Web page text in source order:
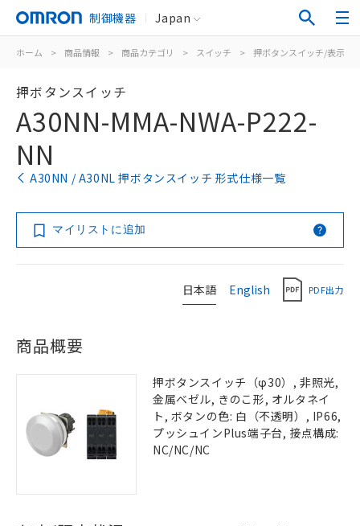
制御機器 Japan
ホーム > 商品情報 > 商品カテゴリ > スイッチ > 押ボタンスイッチ/表示灯
押ボタンスイッチ
A30NN-MMA-NWA-P222-
NN
A30NN / A30NL 押ボタンスイッチ 形式仕様一覧
マイリストに追加
日本語 English PDF出力
商品概要
押ボタンスイッチ（φ30）, 非照光,
金属ベゼル, きのこ形, オルタネイ
ト, ボタンの色: 白（不透明）, IP66,
プッシュインPlus端子台, 接点構成:
NC/NC/NC